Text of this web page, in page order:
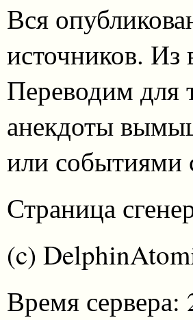
Вся
источников. Из
Переводим для
анекдоты
или событиями
Страница
(c)
Время